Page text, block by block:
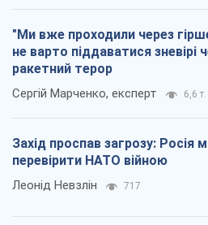
"Ми вже проходили через
не варто піддаватися зневірі
ракетний терор
Сергій Марченко, експерт 6,6 т.
Захід проспав загрозу: Росія
перевірити НАТО війною
Леонід Невзлін 717